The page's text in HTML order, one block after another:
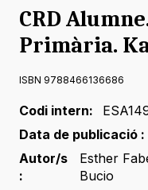
CRD
Primària.
ISBN 9788466136686
Codi intern:
Data de publicació :
Autor/s
:
Esther
Bucio